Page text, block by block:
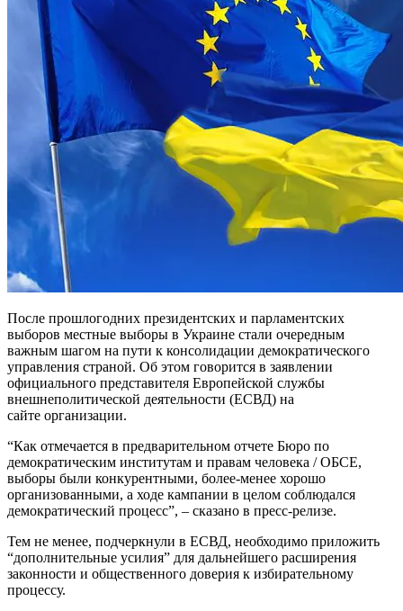
После прошлогодних президентских и парламентских
выборов местные выборы в Украине стали очередным
важным шагом на пути к консолидации демократического
управления страной. Об этом говорится в заявлении
официального представителя Европейской службы
внешнеполитической деятельности (ЕСВД) на
сайте организации.
“Как отмечается в предварительном отчете Бюро по
демократическим институтам и правам человека / ОБСЕ,
выборы были конкурентными, более-менее хорошо
организованными, а ходе кампании в целом соблюдался
демократический процесс”, – сказано в пресс-релизе.
Тем не менее, подчеркнули в ЕСВД, необходимо приложить
“дополнительные усилия” для дальнейшего расширения
законности и общественного доверия к избирательному
процессу.